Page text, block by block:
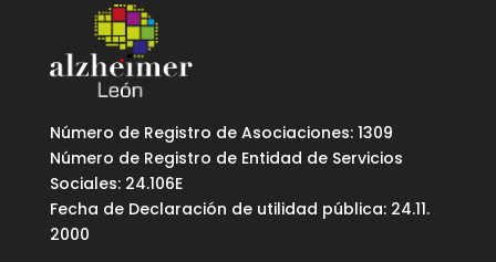
Número de Registro de Asociaciones: 1309
Número de Registro de Entidad de Servicios
Sociales: 24.106E
Fecha de Declaración de utilidad pública: 24.11.
2000